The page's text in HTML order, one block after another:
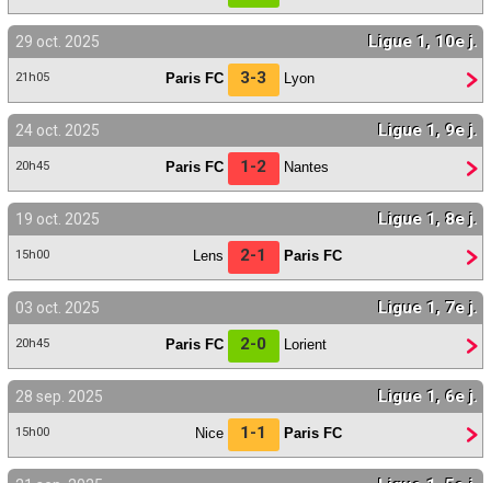
29 oct. 2025 Ligue 1, 10e j.
21h05 Paris FC 3-3 Lyon
24 oct. 2025 Ligue 1, 9e j.
20h45 Paris FC 1-2 Nantes
19 oct. 2025 Ligue 1, 8e j.
15h00 Lens 2-1 Paris FC
03 oct. 2025 Ligue 1, 7e j.
20h45 Paris FC 2-0 Lorient
28 sep. 2025 Ligue 1, 6e j.
15h00 Nice 1-1 Paris FC